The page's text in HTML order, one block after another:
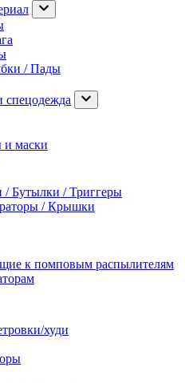
/ Пады
спецодежда
и маски
/ Бутылки / Триггеры
/ Крышки
к помповым распылителям
худи